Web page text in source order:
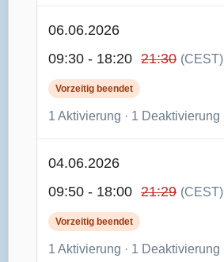
06.06.2026
09:30 - 18:20 21:30 (CEST)
Vorzeitig beendet
1 Aktivierung · 1 Deaktivierung
04.06.2026
09:50 - 18:00 21:29 (CEST)
Vorzeitig beendet
1 Aktivierung · 1 Deaktivierung